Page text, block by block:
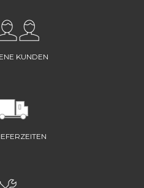
KUNDEN